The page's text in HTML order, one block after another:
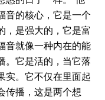
音的核心，它是一个
，是强大的，它是富
音就像一种内在的能
。它是活的，当它落
实。它不仅在里面起
传播，这是两个想